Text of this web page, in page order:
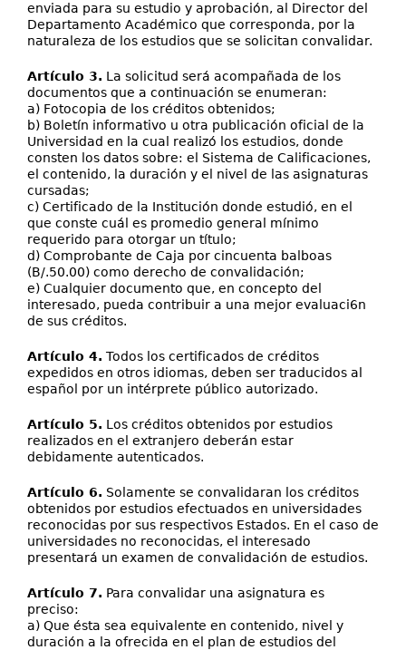
enviada para su estudio y aprobación, al Director del
Departamento Académico que corresponda, por la
naturaleza de los estudios que se solicitan convalidar.
Artículo 3. La solicitud será acompañada de los
documentos que a continuación se enumeran:
a) Fotocopia de los créditos obtenidos;
b) Boletín informativo u otra publicación oficial de la
Universidad en la cual realizó los estudios, donde
consten los datos sobre: el Sistema de Calificaciones,
el contenido, la duración y el nivel de las asignaturas
cursadas;
c) Certificado de la Institución donde estudió, en el
que conste cuál es promedio general mínimo
requerido para otorgar un título;
d) Comprobante de Caja por cincuenta balboas
(B/.50.00) como derecho de convalidación;
e) Cualquier documento que, en concepto del
interesado, pueda contribuir a una mejor evaluaci6n
de sus créditos.
Artículo 4. Todos los certificados de créditos
expedidos en otros idiomas, deben ser traducidos al
español por un intérprete público autorizado.
Artículo 5. Los créditos obtenidos por estudios
realizados en el extranjero deberán estar
debidamente autenticados.
Artículo 6. Solamente se convalidaran los créditos
obtenidos por estudios efectuados en universidades
reconocidas por sus respectivos Estados. En el caso de
universidades no reconocidas, el interesado
presentará un examen de convalidación de estudios.
Artículo 7. Para convalidar una asignatura es
preciso:
a) Que ésta sea equivalente en contenido, nivel y
duración a la ofrecida en el plan de estudios del